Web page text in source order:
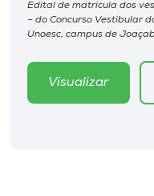
Editora
Rádio
Edital de matrícula dos
– do Concurso Vestibular
Unoesc, campus de
Visualizar